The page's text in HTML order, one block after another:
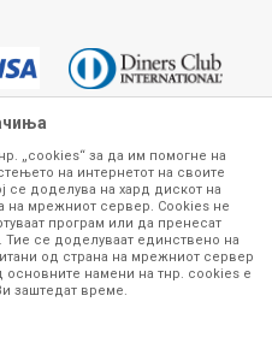
кои се изложени на нашата
конкретни, точни и прецизни,
се без ниту една грешка или
се достапни на залиха.
приказ на производот. Доколку
или рефундација, процедурата
број 070 275 363 или на е-
„cookies“ за да им помогне на
на интернетот на своите
се доделува на хард дискот на
на мрежниот сервер. Cookies не
програм или да пренесат
Тие се доделуваат единствено на
од страна на мрежниот сервер
основните намени на тнр. сookies е
заштедат време.